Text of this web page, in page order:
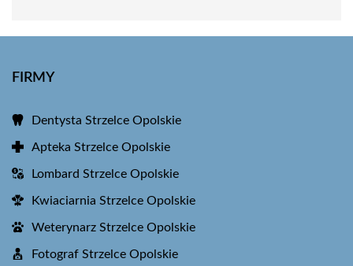
FIRMY
Dentysta Strzelce Opolskie
Apteka Strzelce Opolskie
Lombard Strzelce Opolskie
Kwiaciarnia Strzelce Opolskie
Weterynarz Strzelce Opolskie
Fotograf Strzelce Opolskie